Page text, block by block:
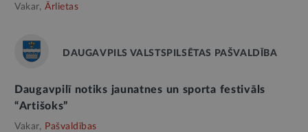
Vakar, Ārlietas
DAUGAVPILS VALSTSPILSĒTAS PAŠVALDĪBA
Daugavpilī notiks jaunatnes un sporta festivāls
“Artišoks”
Vakar, Pašvaldības